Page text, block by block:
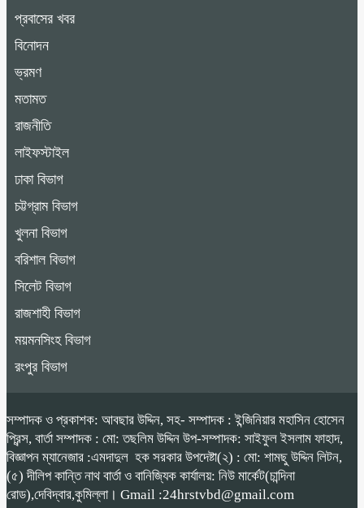
প্রবাসের খবর
বিনোদন
ভ্রমণ
মতামত
রাজনীতি
লাইফস্টাইল
ঢাকা বিভাগ
চট্টগ্রাম বিভাগ
খুলনা বিভাগ
বরিশাল বিভাগ
সিলেট বিভাগ
রাজশাহী বিভাগ
ময়মনসিংহ বিভাগ
রংপুর বিভাগ
সম্পাদক ও প্রকাশক: আবছার উদ্দিন, সহ- সম্পাদক : ইন্জিনিয়ার মহাসিন হোসেন
প্রিন্স, বার্তা সম্পাদক : মো: তছলিম উদ্দিন উপ-সম্পাদক: সাইফুল ইসলাম ফাহাদ,
বিজ্ঞাপন ম্যানেজার :এমদাদুল হক সরকার উপদেষ্টা(২) : মো: শামছু উদ্দিন লিটন,
(৫) দীলিপ কান্তি নাথ বার্তা ও বানিজ্যিক কার্যালয়: নিউ মার্কেট(চান্দিনা
রোড),দেবিদ্বার,কুমিল্লা। Gmail :24hrstvbd@gmail.com